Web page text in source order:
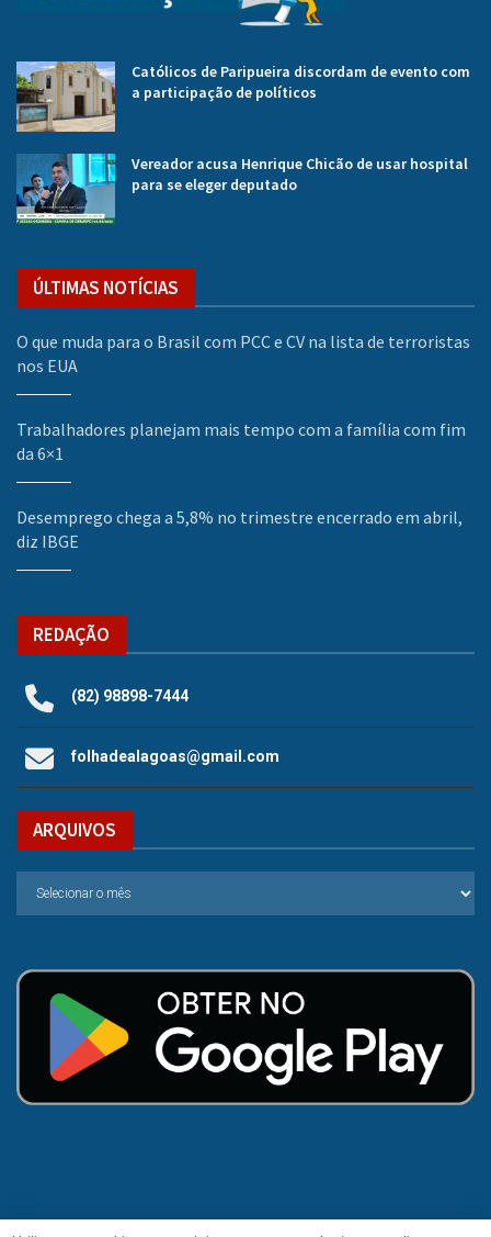
Católicos de Paripueira discordam de evento com
a participação de políticos
Vereador acusa Henrique Chicão de usar hospital
para se eleger deputado
ÚLTIMAS NOTÍCIAS
O que muda para o Brasil com PCC e CV na lista de terroristas
nos EUA
Trabalhadores planejam mais tempo com a família com fim
da 6×1
Desemprego chega a 5,8% no trimestre encerrado em abril,
diz IBGE
REDAÇÃO
(82) 98898-7444
folhadealagoas@gmail.com
ARQUIVOS